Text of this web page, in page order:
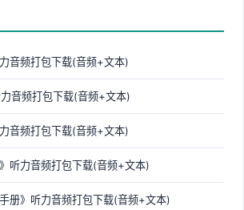
音频打包下载(音频+文本)
音频打包下载(音频+文本)
音频打包下载(音频+文本)
听力音频打包下载(音频+文本)
册》听力音频打包下载(音频+文本)